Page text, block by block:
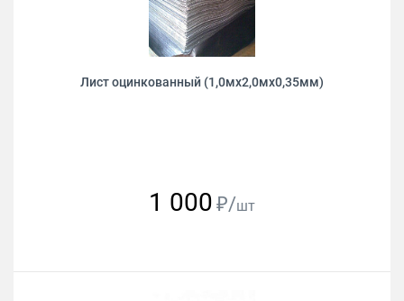
Лист оцинкованный (1,0мх2,0мх0,35мм)
1 000 ₽/шт